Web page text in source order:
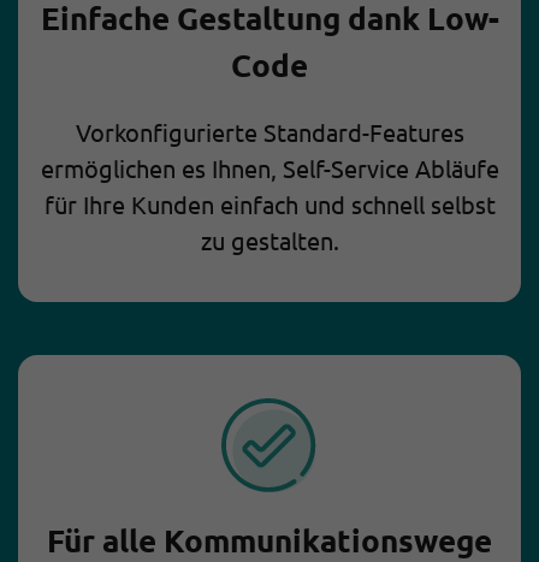
Einfache Gestaltung dank Low-
Code
Vorkonfigurierte Standard-Features
ermöglichen es Ihnen, Self-Service Abläufe
für Ihre Kunden einfach und schnell selbst
zu gestalten.
Für alle Kommunikationswege